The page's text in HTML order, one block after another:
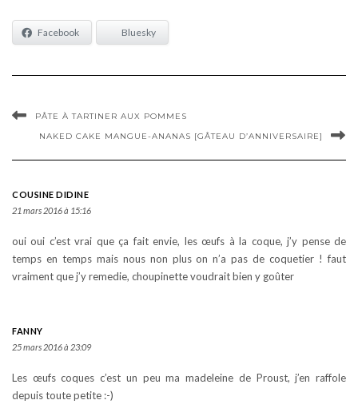
Facebook Bluesky
PÂTE À TARTINER AUX POMMES
NAKED CAKE MANGUE-ANANAS [GÂTEAU D’ANNIVERSAIRE]
COUSINE DIDINE
21 mars 2016 à 15:16
oui oui c’est vrai que ça fait envie, les œufs à la coque, j’y pense de
temps en temps mais nous non plus on n’a pas de coquetier ! faut
vraiment que j’y remedie, choupinette voudrait bien y goûter
FANNY
25 mars 2016 à 23:09
Les œufs coques c’est un peu ma madeleine de Proust, j’en raffole
depuis toute petite :-)